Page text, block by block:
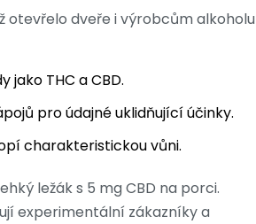
dveře i výrobcům alkoholu
jako THC a CBD.
pro údajné uklidňující účinky.
charakteristickou vůni.
ležák s 5 mg CBD na porci.
experimentální zákazníky a